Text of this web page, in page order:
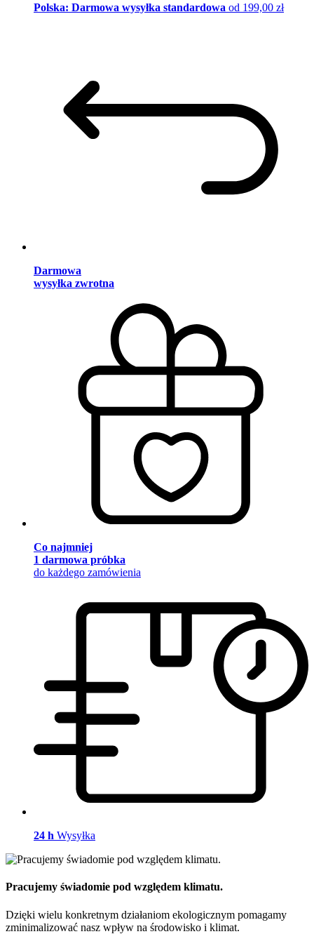
Polska: Darmowa wysyłka standardowa od 199,00 zł
Darmowa
wysyłka zwrotna
Co najmniej
1 darmowa próbka
do każdego zamówienia
24 h Wysyłka
Pracujemy świadomie pod względem klimatu.
Dzięki wielu konkretnym działaniom ekologicznym pomagamy
zminimalizować nasz wpływ na środowisko i klimat.